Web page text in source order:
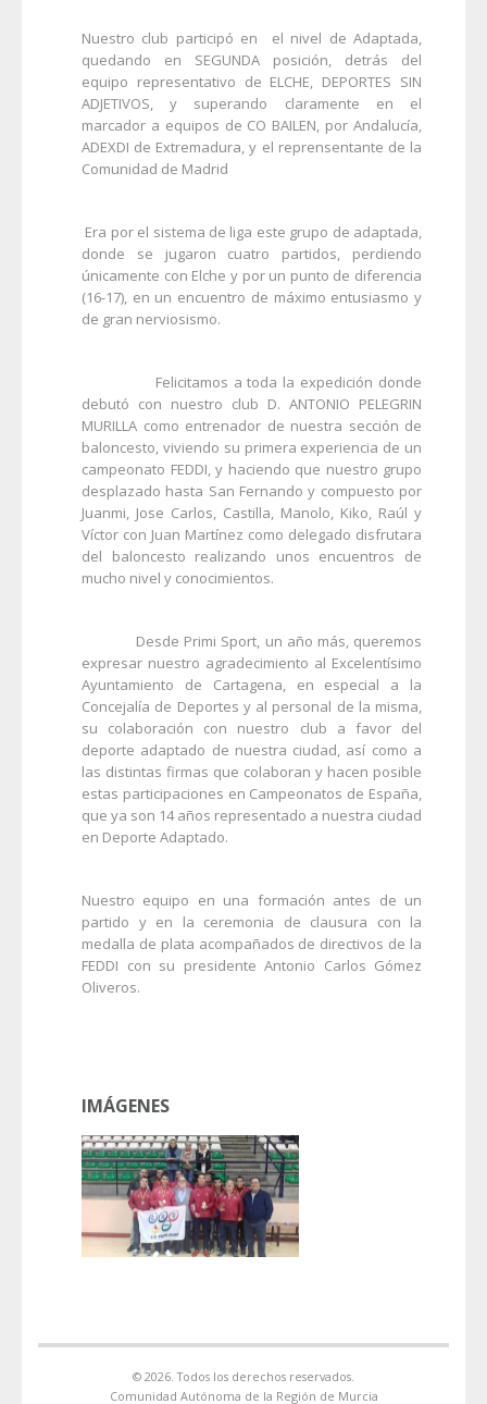
Nuestro club participó en el nivel de Adaptada,
quedando en SEGUNDA posición, detrás del
equipo representativo de ELCHE, DEPORTES SIN
ADJETIVOS, y superando claramente en el
marcador a equipos de CO BAILEN, por Andalucía,
ADEXDI de Extremadura, y el reprensentante de la
Comunidad de Madrid
Era por el sistema de liga este grupo de adaptada,
donde se jugaron cuatro partidos, perdiendo
únicamente con Elche y por un punto de diferencia
(16-17), en un encuentro de máximo entusiasmo y
de gran nerviosismo.
Felicitamos a toda la expedición donde
debutó con nuestro club D. ANTONIO PELEGRIN
MURILLA como entrenador de nuestra sección de
baloncesto, viviendo su primera experiencia de un
campeonato FEDDI, y haciendo que nuestro grupo
desplazado hasta San Fernando y compuesto por
Juanmi, Jose Carlos, Castilla, Manolo, Kiko, Raúl y
Víctor con Juan Martínez como delegado disfrutara
del baloncesto realizando unos encuentros de
mucho nivel y conocimientos.
Desde Primi Sport, un año más, queremos
expresar nuestro agradecimiento al Excelentísimo
Ayuntamiento de Cartagena, en especial a la
Concejalía de Deportes y al personal de la misma,
su colaboración con nuestro club a favor del
deporte adaptado de nuestra ciudad, así como a
las distintas firmas que colaboran y hacen posible
estas participaciones en Campeonatos de España,
que ya son 14 años representado a nuestra ciudad
en Deporte Adaptado.
Nuestro equipo en una formación antes de un
partido y en la ceremonia de clausura con la
medalla de plata acompañados de directivos de la
FEDDI con su presidente Antonio Carlos Gómez
Oliveros.
IMÁGENES
© 2026. Todos los derechos reservados.
Comunidad Autónoma de la Región de Murcia